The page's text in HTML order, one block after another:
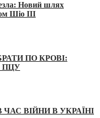
Новий шлях
Шіо III
ПО КРОВІ:
ПЦУ
ВІЙНИ В УКРАЇНІ